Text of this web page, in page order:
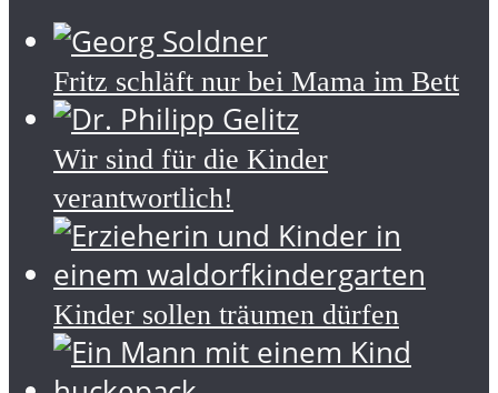
Fritz schläft nur bei Mama im Bett
Wir sind für die Kinder
verantwortlich!
Kinder sollen träumen dürfen